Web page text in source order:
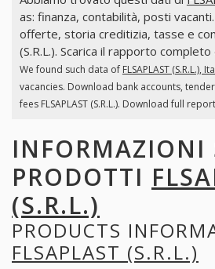
as: finanza, contabilità, posti
offerte, storia creditizia, tasse e
(S.R.L.). Scarica il rapporto
We found such data of FLSAPLAST (S.R.L.),
vacancies. Download bank accounts,
fees FLSAPLAST (S.R.L.). Download full
INFORMAZIONI
PRODOTTI
(S.R.L.)
PRODUCTS
FLSAPLAST (S.R.L.)